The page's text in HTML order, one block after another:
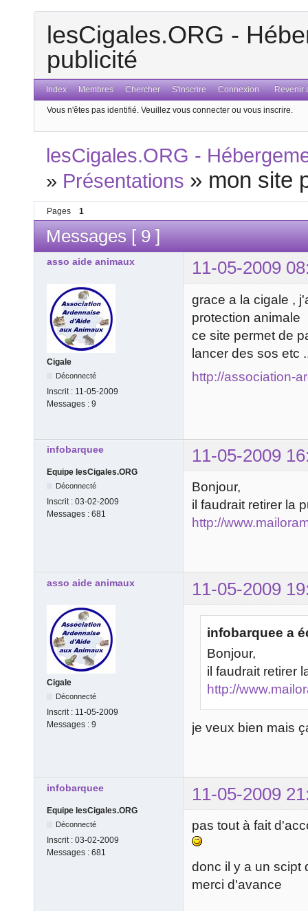
lesCigales.ORG -
publicité
Index Membres Chercher S'inscrire Connexion Revenir
Vous n'êtes pas identifié. Veuillez vous connecter ou vous inscrire.
lesCigales.ORG -
» Présentations » mon site
Pages 1
Messages [ 9 ]
asso aide animaux 11-05-2009
Cigale
Déconnecté
Inscrit : 11-05-2009
Messages : 9
grace a la cigale ,
protection animale
ce site permet de
lancer des sos etc
http://association-
infobarquee 11-05-2009
Equipe lesCigales.ORG
Déconnecté
Inscrit : 03-02-2009
Messages : 681
Bonjour,
il faudrait retirer la
http://
asso aide animaux 11-05-2009
Cigale
Déconnecté
Inscrit : 11-05-2009
Messages : 9
infobarquee a
Bonjour,
il faudrait retirer
http://
je veux bien mais
infobarquee 11-05-2009
Equipe lesCigales.ORG
Déconnecté
Inscrit : 03-02-2009
Messages : 681
pas tout à fait
donc il y a un scipt
merci d'avance